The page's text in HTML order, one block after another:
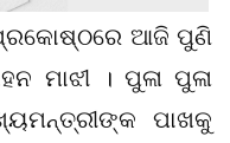
ଆଜି ପୁଣି
ମାଝୀ । ପୁଳା ପୁଳା
ପାଖକୁ